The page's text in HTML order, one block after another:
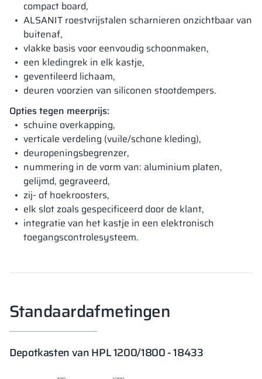
compact board,
ALSANIT roestvrijstalen scharnieren onzichtbaar van
buitenaf,
vlakke basis voor eenvoudig schoonmaken,
een kledingrek in elk kastje,
geventileerd lichaam,
deuren voorzien van siliconen stootdempers.
Opties tegen meerprijs:
schuine overkapping,
verticale verdeling (vuile/schone kleding),
deuropeningsbegrenzer,
nummering in de vorm van: aluminium platen,
gelijmd, gegraveerd,
zij- of hoekroosters,
elk slot zoals gespecificeerd door de klant,
integratie van het kastje in een elektronisch
toegangscontrolesysteem.
Standaardafmetingen
Depotkasten van HPL 1200/1800 - 18433